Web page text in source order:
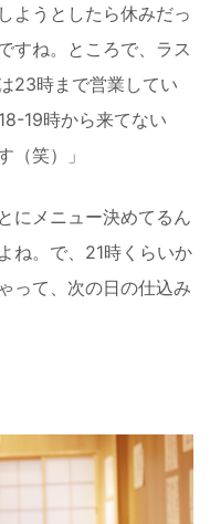
ようとしたら休みだっ
すね。ところで、ラス
23時まで営業してい
19時から来てない
（笑）」
にメニュー決めてるん
ね。で、21時くらいか
って、次の日の仕込み